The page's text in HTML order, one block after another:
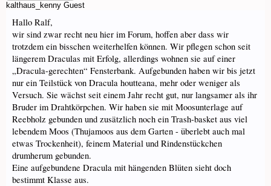
kalthaus_kenny Guest
Hallo Ralf,
wir sind zwar recht neu hier im Forum, hoffen aber dass wir
trotzdem ein bisschen weiterhelfen können. Wir pflegen schon seit
längerem Draculas mit Erfolg, allerdings wohnen sie auf einer
„Dracula-gerechten“ Fensterbank. Aufgebunden haben wir bis jetzt
nur ein Teilstück von Dracula houtteana, mehr oder weniger als
Versuch. Sie wächst seit einem Jahr recht gut, nur langsamer als ihr
Bruder im Drahtkörpchen. Wir haben sie mit Moosunterlage auf
Reebholz gebunden und zusätzlich noch ein Trash-basket aus viel
lebendem Moos (Thujamoos aus dem Garten - überlebt auch mal
etwas Trockenheit), feinem Material und Rindenstückchen
drumherum gebunden.
Eine aufgebundene Dracula mit hängenden Blüten sieht doch
bestimmt Klasse aus.